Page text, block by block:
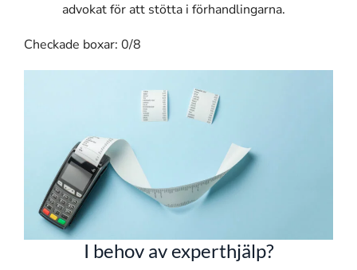
advokat för att stötta i förhandlingarna.
Checkade boxar: 0/8
I behov av experthjälp?